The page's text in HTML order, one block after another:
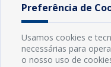
Preferência de
Usamos cookies e
necessárias para
o nosso uso de